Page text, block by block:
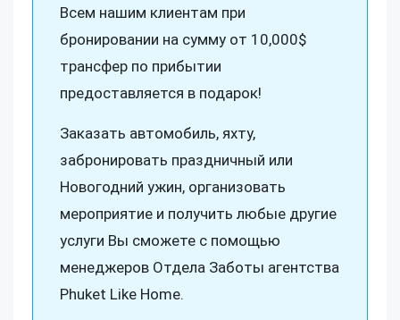
Всем нашим клиентам при
бронировании на сумму от 10,000$
трансфер по прибытии
предоставляется в подарок!
Заказать автомобиль, яхту,
забронировать праздничный или
Новогодний ужин, организовать
мероприятие и получить любые другие
услуги Вы сможете с помощью
менеджеров Отдела Заботы агентства
Phuket Like Home.